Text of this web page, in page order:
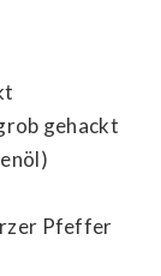
gehackt
Pfeffer